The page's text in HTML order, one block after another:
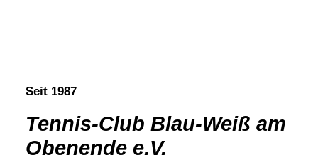
Seit 1987
Tennis-Club Blau-Weiß am
Obenende e.V.